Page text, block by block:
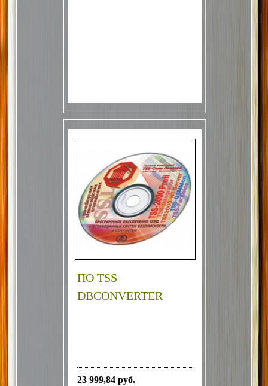
ПО TSS
DBCONVERTER
23 999,84 руб.